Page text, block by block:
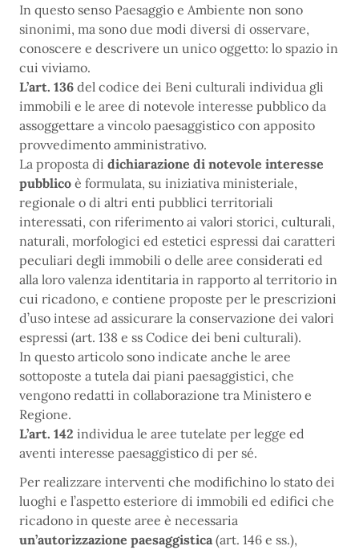
In questo senso Paesaggio e Ambiente non sono
sinonimi, ma sono due modi diversi di osservare,
conoscere e descrivere un unico oggetto: lo spazio in
cui viviamo.
L’art. 136 del codice dei Beni culturali individua gli
immobili e le aree di notevole interesse pubblico da
assoggettare a vincolo paesaggistico con apposito
provvedimento amministrativo.
La proposta di dichiarazione di notevole interesse
pubblico è formulata, su iniziativa ministeriale,
regionale o di altri enti pubblici territoriali
interessati, con riferimento ai valori storici, culturali,
naturali, morfologici ed estetici espressi dai caratteri
peculiari degli immobili o delle aree considerati ed
alla loro valenza identitaria in rapporto al territorio in
cui ricadono, e contiene proposte per le prescrizioni
d’uso intese ad assicurare la conservazione dei valori
espressi (art. 138 e ss Codice dei beni culturali).
In questo articolo sono indicate anche le aree
sottoposte a tutela dai piani paesaggistici, che
vengono redatti in collaborazione tra Ministero e
Regione.
L’art. 142 individua le aree tutelate per legge ed
aventi interesse paesaggistico di per sé.
Per realizzare interventi che modifichino lo stato dei
luoghi e l’aspetto esteriore di immobili ed edifici che
ricadono in queste aree è necessaria
un’autorizzazione paesaggistica (art. 146 e ss.),